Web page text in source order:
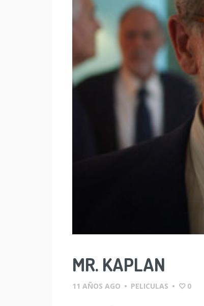
MR. KAPLAN
11 AÑOS AGO • PELICULAS • 0